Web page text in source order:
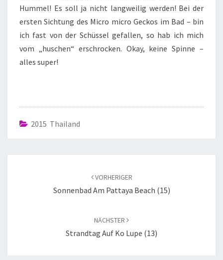
Hummel! Es soll ja nicht langweilig werden! Bei der
ersten Sichtung des Micro micro Geckos im Bad – bin
ich fast von der Schüssel gefallen, so hab ich mich
vom „huschen“ erschrocken. Okay, keine Spinne –
alles super!
2015 Thailand
VORHERIGER
Sonnenbad Am Pattaya Beach (15)
NÄCHSTER
Strandtag Auf Ko Lupe (13)